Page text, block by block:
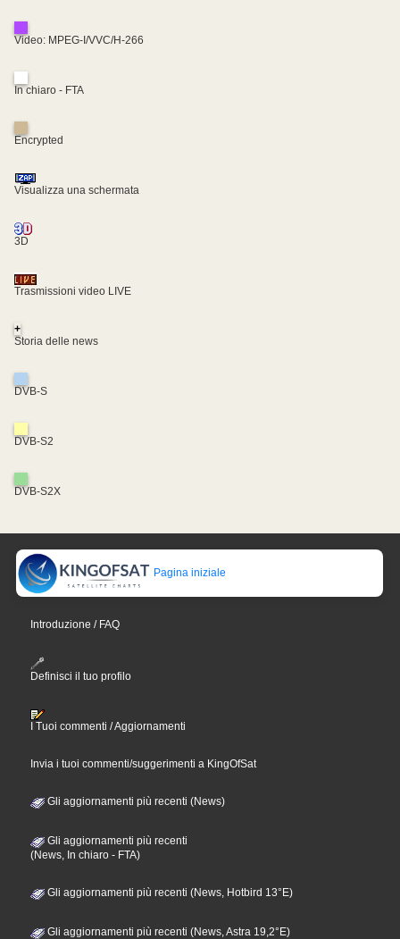
Video: MPEG-I/VVC/H-266
In chiaro - FTA
Encrypted
Visualizza una schermata
3D
Trasmissioni video LIVE
+
Storia delle news
DVB-S
DVB-S2
DVB-S2X
Pagina iniziale
Introduzione / FAQ
Definisci il tuo profilo
I Tuoi commenti / Aggiornamenti
Invia i tuoi commenti/suggerimenti a KingOfSat
Gli aggiornamenti più recenti (News)
Gli aggiornamenti più recenti
(News, In chiaro - FTA)
Gli aggiornamenti più recenti (News, Hotbird 13°E)
Gli aggiornamenti più recenti (News, Astra 19,2°E)